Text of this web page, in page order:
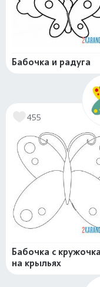
Бабочка и радуга
455
Бабочка с
на крыльях